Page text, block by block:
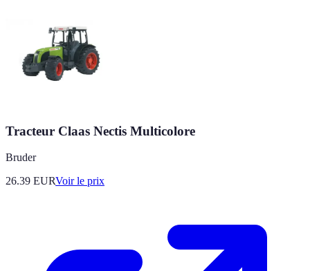
Tracteur Claas Nectis Multicolore
Bruder
26.39 EURVoir le prix